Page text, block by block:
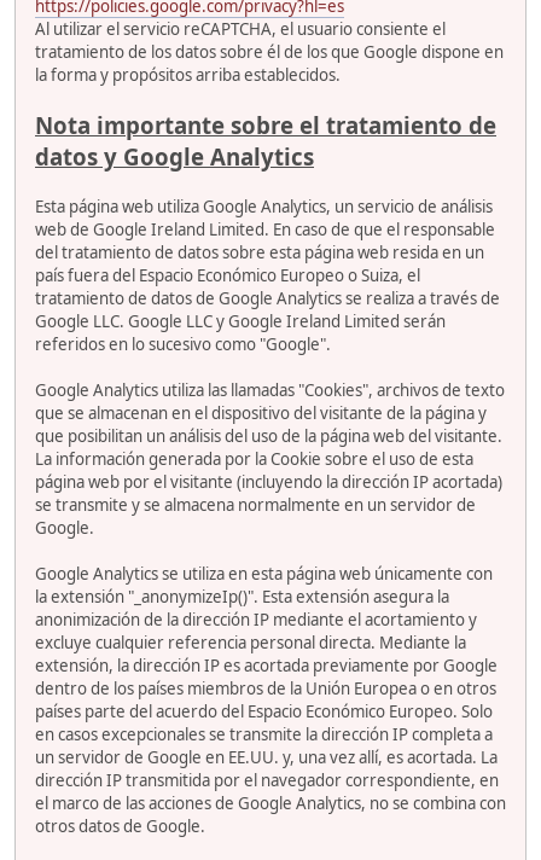
https://policies.google.com/privacy?hl=es
Al utilizar el servicio reCAPTCHA, el usuario consiente el
tratamiento de los datos sobre él de los que Google dispone en
la forma y propósitos arriba establecidos.
Nota importante sobre el tratamiento de
datos y Google Analytics
Esta página web utiliza Google Analytics, un servicio de análisis
web de Google Ireland Limited. En caso de que el responsable
del tratamiento de datos sobre esta página web resida en un
país fuera del Espacio Económico Europeo o Suiza, el
tratamiento de datos de Google Analytics se realiza a través de
Google LLC. Google LLC y Google Ireland Limited serán
referidos en lo sucesivo como "Google".
Google Analytics utiliza las llamadas "Cookies", archivos de texto
que se almacenan en el dispositivo del visitante de la página y
que posibilitan un análisis del uso de la página web del visitante.
La información generada por la Cookie sobre el uso de esta
página web por el visitante (incluyendo la dirección IP acortada)
se transmite y se almacena normalmente en un servidor de
Google.
Google Analytics se utiliza en esta página web únicamente con
la extensión "_anonymizeIp()". Esta extensión asegura la
anonimización de la dirección IP mediante el acortamiento y
excluye cualquier referencia personal directa. Mediante la
extensión, la dirección IP es acortada previamente por Google
dentro de los países miembros de la Unión Europea o en otros
países parte del acuerdo del Espacio Económico Europeo. Solo
en casos excepcionales se transmite la dirección IP completa a
un servidor de Google en EE.UU. y, una vez allí, es acortada. La
dirección IP transmitida por el navegador correspondiente, en
el marco de las acciones de Google Analytics, no se combina con
otros datos de Google.